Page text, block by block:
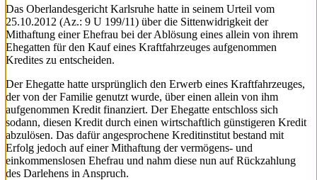
Das Oberlandesgericht Karlsruhe hatte in seinem Urteil vom
25.10.2012 (Az.: 9 U 199/11) über die Sittenwidrigkeit der
Mithaftung einer Ehefrau bei der Ablösung eines allein von ihrem
Ehegatten für den Kauf eines Kraftfahrzeuges aufgenommen
Kredites zu entscheiden.
Der Ehegatte hatte ursprünglich den Erwerb eines Kraftfahrzeuges,
der von der Familie genutzt wurde, über einen allein von ihm
aufgenommen Kredit finanziert. Der Ehegatte entschloss sich
sodann, diesen Kredit durch einen wirtschaftlich günstigeren Kredit
abzulösen. Das dafür angesprochene Kreditinstitut bestand mit
Erfolg jedoch auf einer Mithaftung der vermögens- und
einkommenslosen Ehefrau und nahm diese nun auf Rückzahlung
des Darlehens in Anspruch.